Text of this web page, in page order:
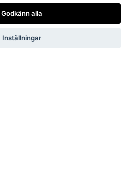
Godkänn alla
Inställningar